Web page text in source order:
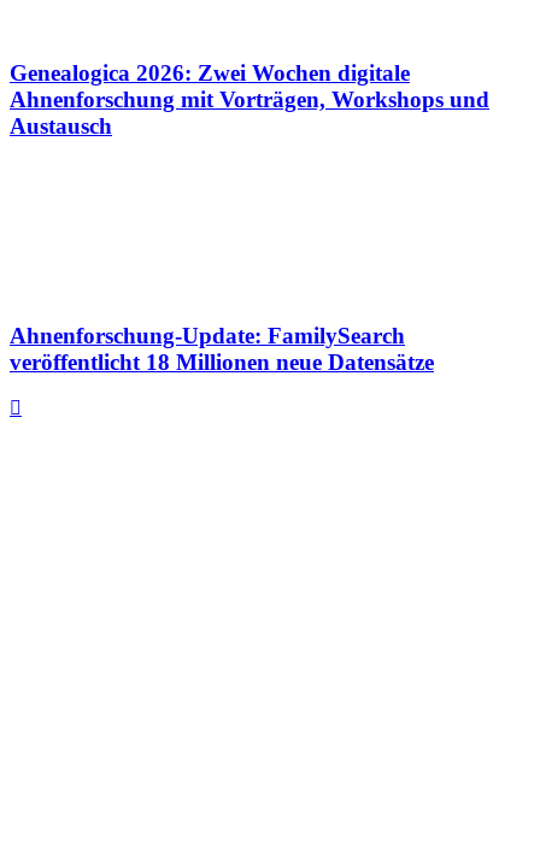
Genealogica 2026: Zwei Wochen digitale
Ahnenforschung mit Vorträgen, Workshops und
Austausch
Ahnenforschung-Update: FamilySearch
veröffentlicht 18 Millionen neue Datensätze